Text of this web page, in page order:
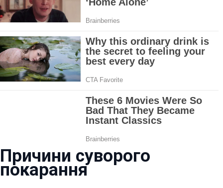
Причини суворого
покарання